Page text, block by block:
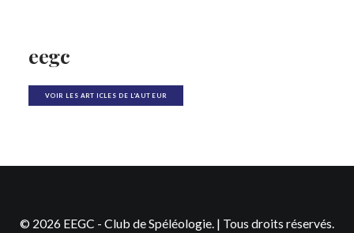
eegc
VOIR LES ARTICLES DE L'AUTEUR
© 2026 EEGC - Club de Spéléologie. | Tous droits réservés.